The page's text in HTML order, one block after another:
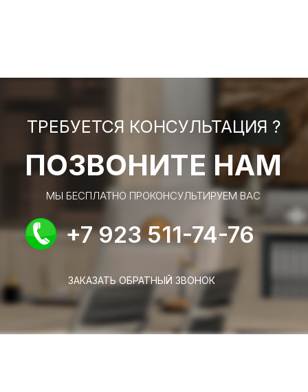
ТРЕБУЕТСЯ КОНСУЛЬТАЦИЯ ?
ПОЗВОНИТЕ НАМ
МЫ БЕСПЛАТНО ПРОКОНСУЛЬТИРУЕМ ВАС
+7 923 511-74-76
ЗАКАЗАТЬ ОБРАТНЫЙ ЗВОНОК